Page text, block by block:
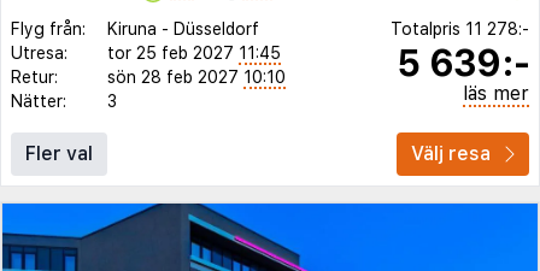
Flyg från: Kiruna - Düsseldorf
Utresa:
tor 25 feb 2027 11:45
Retur:
sön 28 feb 2027 10:10
Nätter:
3
Totalpris 11 278:-
5 639:-
läs mer
Fler val Välj resa